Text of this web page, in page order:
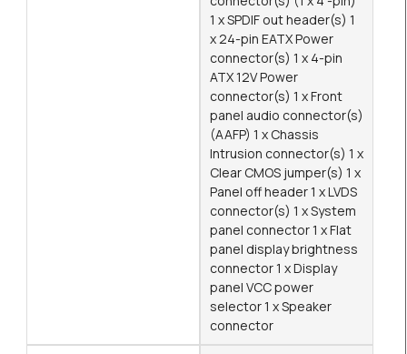
1 x SPDIF out header(s) 1
x 24-pin EATX Power
connector(s) 1 x 4-pin
ATX 12V Power
connector(s) 1 x Front
panel audio connector(s)
(AAFP) 1 x Chassis
Intrusion connector(s) 1 x
Clear CMOS jumper(s) 1 x
Panel off header 1 x LVDS
connector(s) 1 x System
panel connector 1 x Flat
panel display brightness
connector 1 x Display
panel VCC power
selector 1 x Speaker
connector